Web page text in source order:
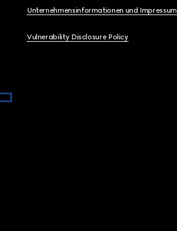
Unternehmensinformationen und Impressum
Vulnerability Disclosure Policy